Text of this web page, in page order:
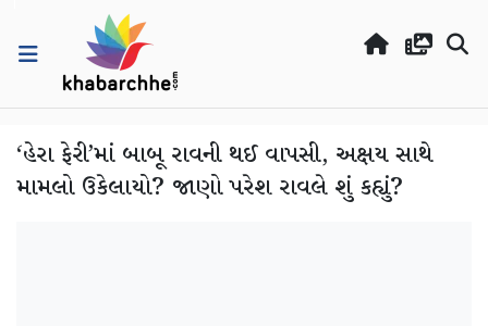
‘હેરા ફેરી’માં બાબૂ રાવની થઈ વાપસી, અક્ષય સાથે
મામલો ઉકેલાયો? જાણો પરેશ રાવલે શું કહ્યું?